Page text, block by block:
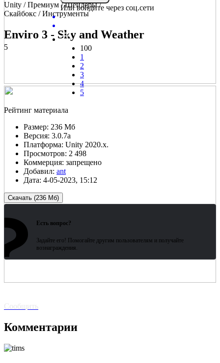
Или войдите через соц.сети
Unity / Премиум / Шейдеры /
Скайбокс / Инструменты
Enviro 3 - Sky and Weather
5
100
1
2
3
4
5
Рейтинг материала
Размер: 236 Мб
Версия: 3.0.7а
Платформа: Unity 2020.x.
Просмотров: 2 498
Коммерция: запрещено
Добавил: ant
Дата: 4-05-2023, 15:12
Скачать (236 Мб)
Есть вопрос?
Задайте его! Помогайте другим пользователям и получайте
вознаграждения.
Сообщить
Комментарии